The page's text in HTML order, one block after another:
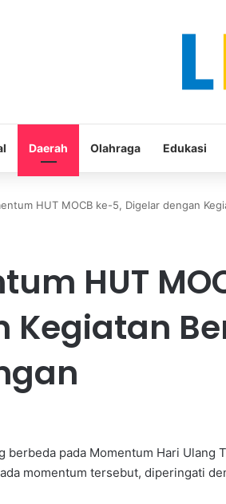
Daerah Olahraga Edukasi
HUT MOCB ke-5, Digelar dengan
HUT
Kegiatan
berbeda pada Momentum Hari Ulang
momentum tersebut, diperingati